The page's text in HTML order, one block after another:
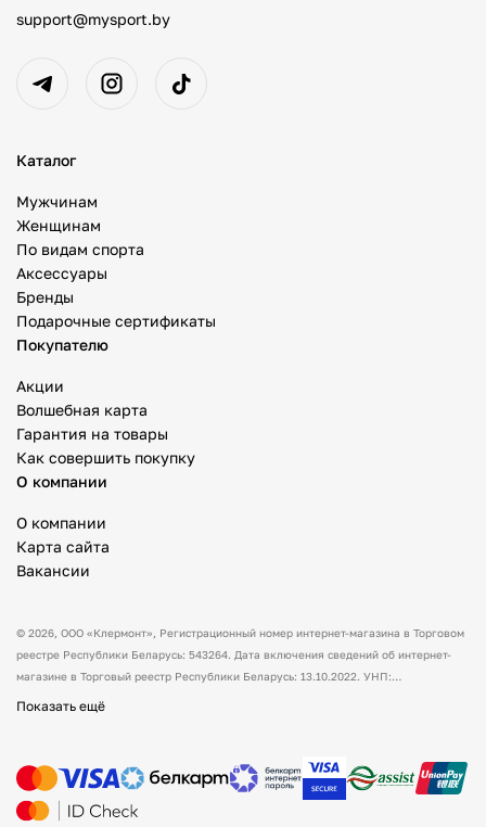
support@mysport.by
Каталог
Мужчинам
Женщинам
По видам спорта
Аксессуары
Бренды
Подарочные сертификаты
Покупателю
Акции
Волшебная карта
Гарантия на товары
Как совершить покупку
О компании
О компании
Карта сайта
Вакансии
© 2026, ООО «Клермонт» , Регистрационный номер интернет-магазина в Торговом
реестре Республики Беларусь: 543264. Дата включения сведений об интернет-
магазине в Торговый реестр Республики Беларусь: 13.10.2022. УНП:
Товары можно оплатить наличным и/или безналичным способом при получении
товара. Способы доставки товара: самовывоз. По всем вопросам просим вас
обращаться на электронную почту support@mysport.by или по телефону +375 (29)
Показать ещё